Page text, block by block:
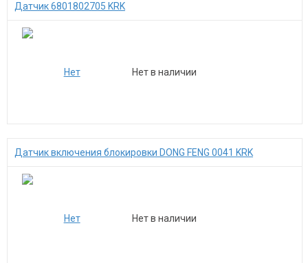
Датчик 6801802705 KRK
Нет в наличии
Датчик включения блокировки DONG FENG 0041 KRK
Нет в наличии